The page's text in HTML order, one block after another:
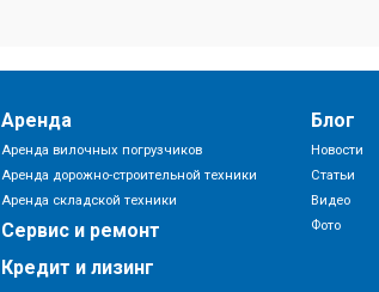
Аренда
Аренда вилочных погрузчиков
Аренда дорожно-строительной техники
Аренда складской техники
Сервис и ремонт
Кредит и лизинг
Блог
Новости
Статьи
Видео
Фото